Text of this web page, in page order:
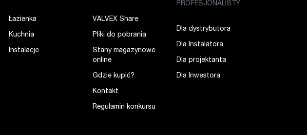
Łazienka
Kuchnia
Instalacje
VALVEX Share
Pliki do pobrania
Stany magazynowe
online
Gdzie kupić?
Kontakt
Regulamin konkursu
PROFESJONALISTY
Dla dystrybutora
Dla Instalatora
Dla projektanta
Dla Inwestora